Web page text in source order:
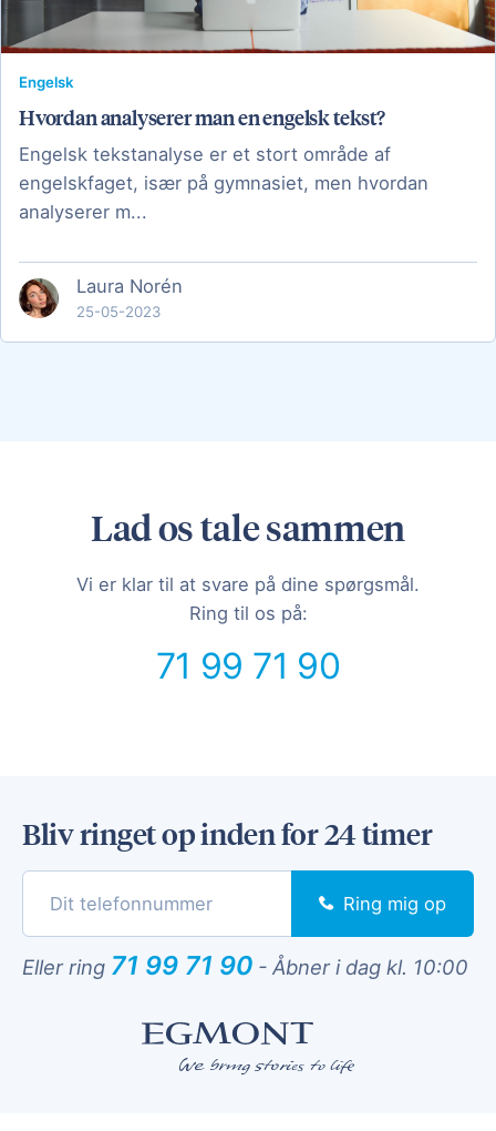
Engelsk
Hvordan analyserer man en engelsk tekst?
Engelsk tekstanalyse er et stort område af
engelskfaget, især på gymnasiet, men hvordan
analyserer m...
Laura Norén
25-05-2023
Lad os tale sammen
Vi er klar til at svare på dine spørgsmål.
Ring til os på:
71 99 71 90
Bliv ringet op inden for 24 timer
Ring mig op
Eller ring 71 99 71 90 - Åbner i dag kl. 10:00